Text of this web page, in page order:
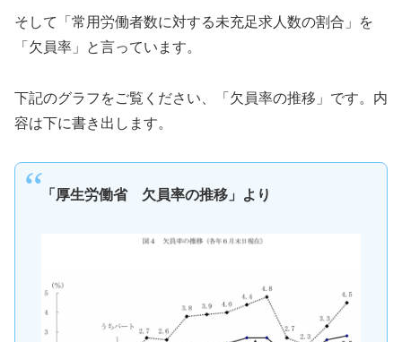
そして「常用労働者数に対する未充足求人数の割合」を
「欠員率」と言っています。
下記のグラフをご覧ください、「欠員率の推移」です。内
容は下に書き出します。
「厚生労働省 欠員率の推移」より